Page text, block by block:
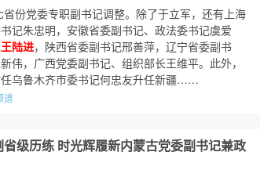
份党委专职副书记调整。除了于立军，还有上海
记朱忠明，安徽省委副书记、政法委书记虞爱
王陆进，陕西省委副书记邢善萍，辽宁省委副书
伟，广西党委副书记、组织部长王维平。此外，
乌鲁木齐市委书记何忠友升任新疆……
道
级历练 时光辉履新内蒙古党委副书记兼政